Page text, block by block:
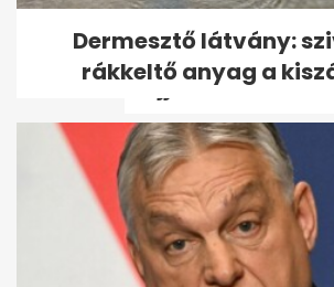
50 éves lett
akit Novák
Szijjártó...
Dermesztő látvány:
rákkeltő anyag a